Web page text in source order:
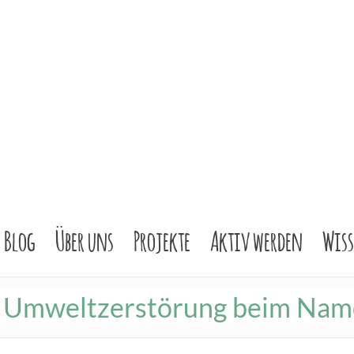
Blog Über uns Projekte Aktiv werden
beim